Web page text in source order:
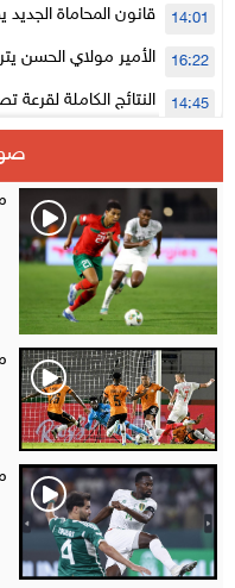
المستوى الأول
قانون المحاماة الجديد يفرض 14:01
الأمير مولاي الحسن
الإلكترونية
16:22
النتائج الكاملة لقرعة 14:45
سلا.. توقيف ثلاثة مروجين وحجز أكثر
أقراص مهلوسة داخل 12:48